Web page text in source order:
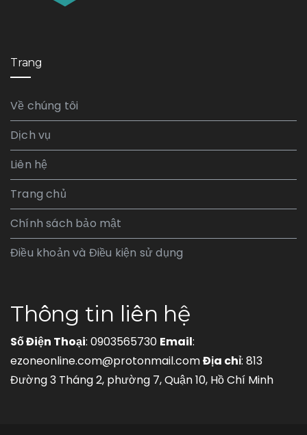
Trang
Về chúng tôi
Dịch vụ
Liên hệ
Trang chủ
Chính sách bảo mật
Điều khoản và Điều kiện sử dụng
Thông tin liên hệ
Số Điện Thoại: 0903565730 Email:
ezoneonline.com@protonmail.comĐịa chỉ: 813
Đường 3 Tháng 2, phường 7, Quận 10, Hồ Chí Minh